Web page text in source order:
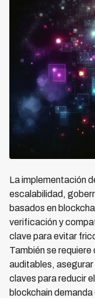
La implementación
escalabilidad,
basados en
verificación y
clave para evitar
También se
auditables,
claves para reducir
blockchain